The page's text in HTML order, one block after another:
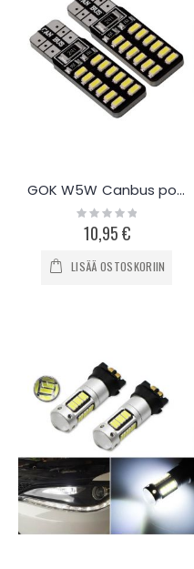
GOK W5W Canbus polttimo, 10kpl
Rating:
0%
10,95 €
LISÄÄ OSTOSKORIIN